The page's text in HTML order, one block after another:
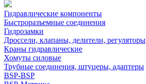
Гидравлические компоненты
Быстроразъемные соединения
Гидрозамки
Дроссели, клапаны, делители, регуляторы
Краны гидравлические
Хомуты силовые
Трубные соединения, штуцеры, адаптеры
BSP-BSP